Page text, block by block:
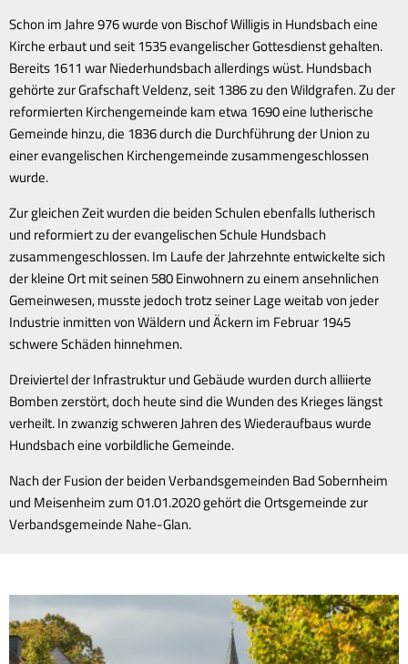
Schon im Jahre 976 wurde von Bischof Willigis in Hundsbach eine
Kirche erbaut und seit 1535 evangelischer Gottesdienst gehalten.
Bereits 1611 war Niederhundsbach allerdings wüst. Hundsbach
gehörte zur Grafschaft Veldenz, seit 1386 zu den Wildgrafen. Zu der
reformierten Kirchengemeinde kam etwa 1690 eine lutherische
Gemeinde hinzu, die 1836 durch die Durchführung der Union zu
einer evangelischen Kirchengemeinde zusammengeschlossen
wurde.
Zur gleichen Zeit wurden die beiden Schulen ebenfalls lutherisch
und reformiert zu der evangelischen Schule Hundsbach
zusammengeschlossen. Im Laufe der Jahrzehnte entwickelte sich
der kleine Ort mit seinen 580 Einwohnern zu einem ansehnlichen
Gemeinwesen, musste jedoch trotz seiner Lage weitab von jeder
Industrie inmitten von Wäldern und Äckern im Februar 1945
schwere Schäden hinnehmen.
Dreiviertel der Infrastruktur und Gebäude wurden durch alliierte
Bomben zerstört, doch heute sind die Wunden des Krieges längst
verheilt. In zwanzig schweren Jahren des Wiederaufbaus wurde
Hundsbach eine vorbildliche Gemeinde.
Nach der Fusion der beiden Verbandsgemeinden Bad Sobernheim
und Meisenheim zum 01.01.2020 gehört die Ortsgemeinde zur
Verbandsgemeinde Nahe-Glan.